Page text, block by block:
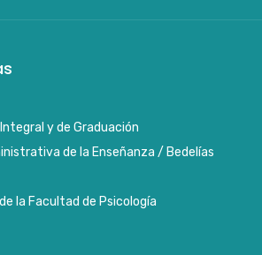
y de Graduación
de la Enseñanza / Bedelías
la Facultad de Psicología